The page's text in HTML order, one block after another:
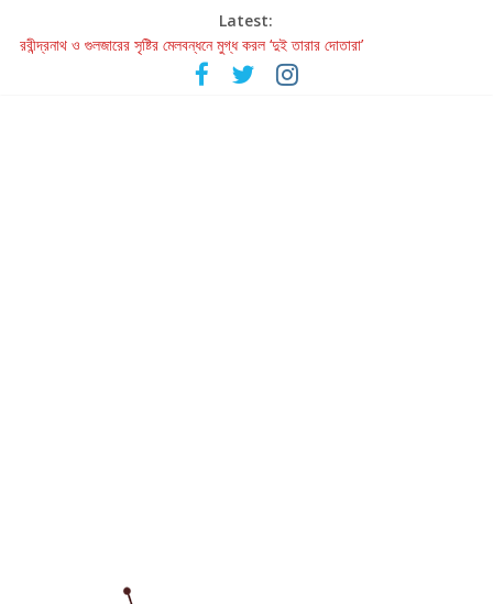
Latest:
রবীন্দ্রনাথ ও গুলজারের সৃষ্টির মেলবন্ধনে মুগ্ধ করল ‘দুই তারার দোতারা’
কলের গান থেকে রীলস্ — বাঙালির গান শোনার বিবর্তনের গল্প
জগন্নাথমঙ্গলম্ — বাংলায় প্রথমবার মঞ্চে এবার রথযাত্রার উদযাপন